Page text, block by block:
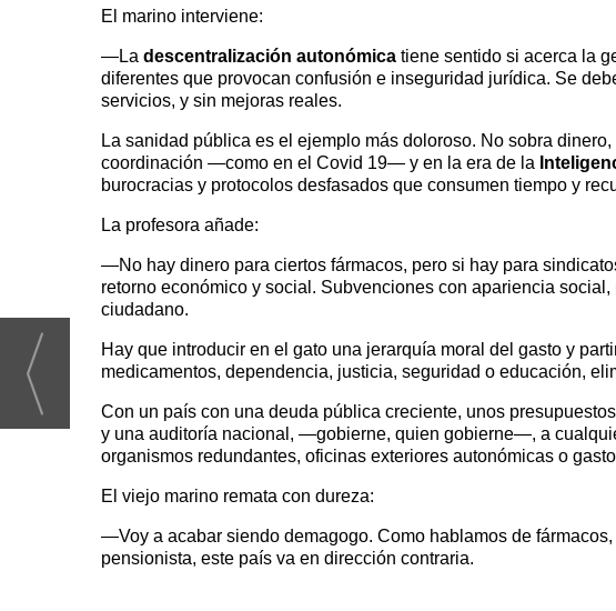
El marino interviene:
—La descentralización autonómica tiene sentido si acerca la
diferentes que provocan confusión e inseguridad jurídica. Se
servicios, y sin mejoras reales.
La sanidad pública es el ejemplo más doloroso. No sobra
coordinación —como en el Covid 19— y en la era de la
burocracias y protocolos desfasados que consumen tiempo y
La profesora añade:
—No hay dinero para ciertos fármacos, pero si hay para
retorno económico y social. Subvenciones con apariencia
ciudadano.
Hay que introducir en el gato una jerarquía moral del gasto y
medicamentos, dependencia, justicia, seguridad o educación,
Con un país con una deuda pública creciente, unos
y una auditoría nacional, —gobierne, quien gobierne—, a
organismos redundantes, oficinas exteriores autonómicas o
El viejo marino remata con dureza:
—Voy a acabar siendo demagogo. Como hablamos de
pensionista, este país va en dirección contraria.